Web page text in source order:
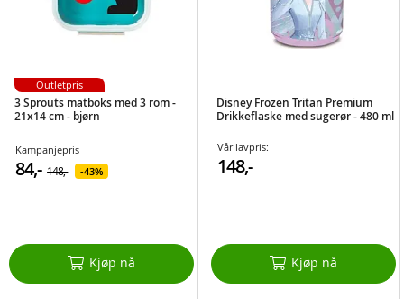
3 Sprouts matboks med 3 rom -
21x14 cm - bjørn
Kampanjepris
84,- 148,- 43%
Kjøp nå
Outletpris
Disney Frozen Tritan Premium
Drikkeflaske med sugerør - 480 ml
Vår lavpris:
148,-
Kjøp nå